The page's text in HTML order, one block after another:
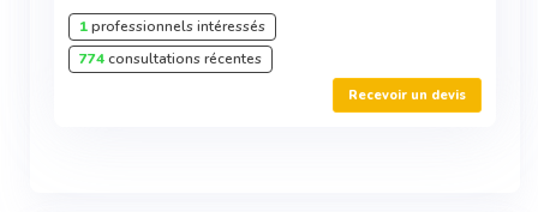
1professionnels intéressés
774consultations récentes
Recevoir un devis